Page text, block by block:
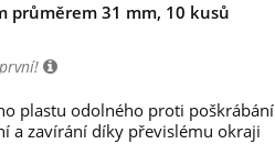
průměrem 31 mm, 10 kusů
plastu odolného proti poškrábání
a zavírání díky převislému okraji